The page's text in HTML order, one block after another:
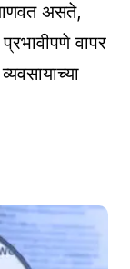
असते,
वापर